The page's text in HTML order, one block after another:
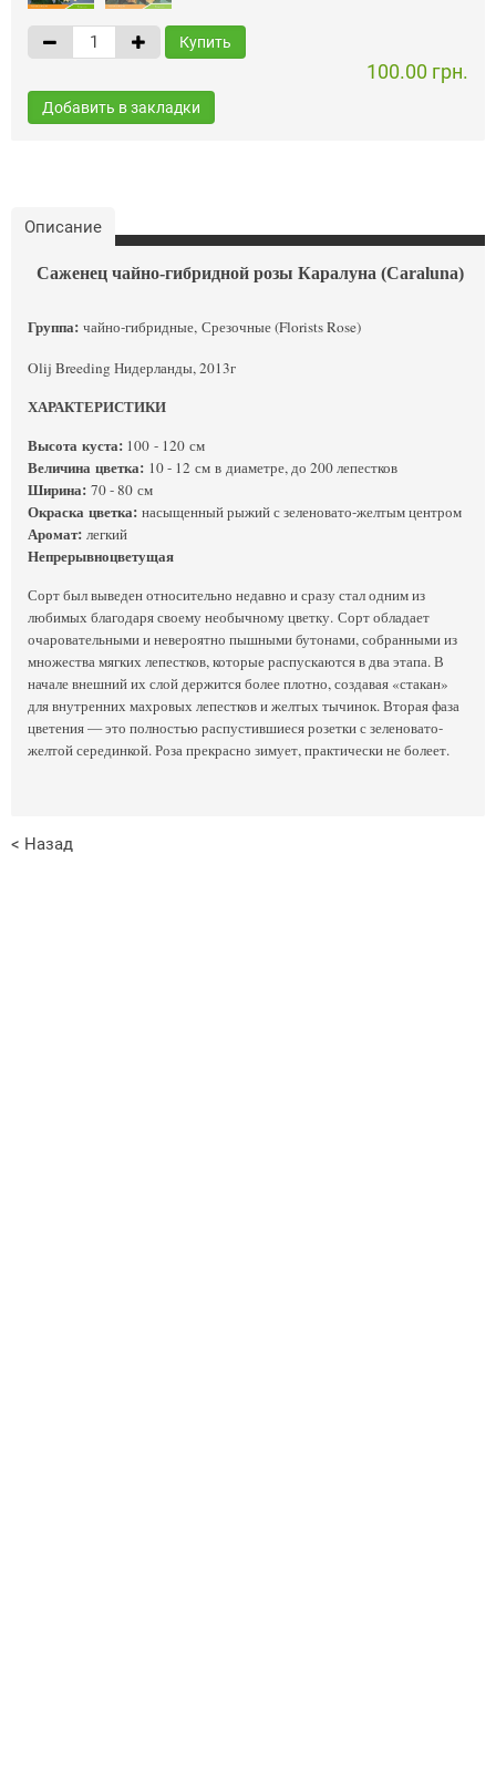
Купить
100.00 грн.
Добавить в закладки
Описание
Саженец чайно-гибридной розы Каралуна (Caraluna)
Группа: чайно-гибридные, Срезочные (Florists Rose)
Olij Breeding Нидерланды, 2013г
ХАРАКТЕРИСТИКИ
Высота куста: 100 - 120 см
Величина цветка: 10 - 12 см в диаметре, до 200 лепестков
Ширина: 70 - 80 см
Окраска цветка: насыщенный рыжий с зеленовато-желтым центром
Аромат: легкий
Непрерывноцветущая
Сорт был выведен относительно недавно и сразу стал одним из
любимых благодаря своему необычному цветку. Сорт обладает
очаровательными и невероятно пышными бутонами, собранными из
множества мягких лепестков, которые распускаются в два этапа. В
начале внешний их слой держится более плотно, создавая «стакан»
для внутренних махровых лепестков и желтых тычинок. Вторая фаза
цветения — это полностью распустившиеся розетки с зеленовато-
желтой серединкой. Роза прекрасно зимует, практически не болеет.
< Назад